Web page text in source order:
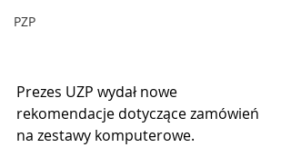
PZP
Prezes UZP wydał nowe
rekomendacje dotyczące zamówień
na zestawy komputerowe.